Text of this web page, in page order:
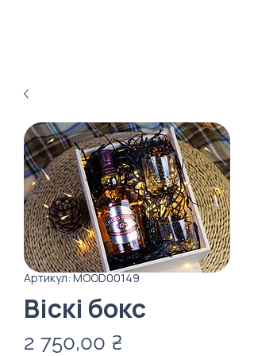
Артикул: MOOD00149
Віскі бокс
2 750,00 ₴